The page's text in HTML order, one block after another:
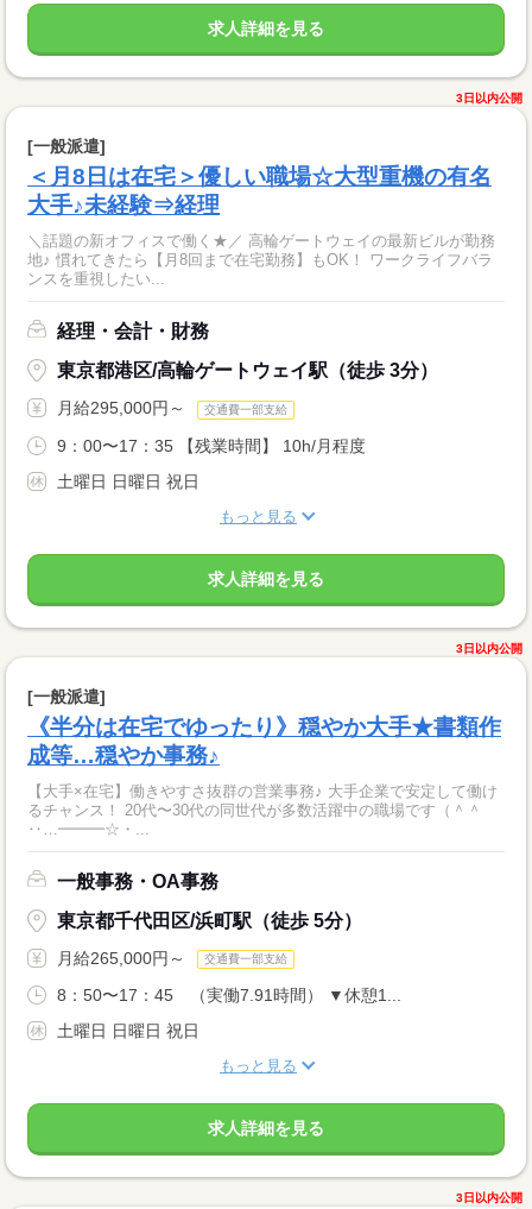
求人詳細を見る
3日以内公開
[一般派遣]
＜月8日は在宅＞優しい職場☆大型重機の有名
大手♪未経験⇒経理
＼話題の新オフィスで働く★／ 高輪ゲートウェイの最新ビルが勤務
地♪ 慣れてきたら【月8回まで在宅勤務】もOK！ ワークライフバラ
ンスを重視したい...
経理・会計・財務
東京都港区/高輪ゲートウェイ駅（徒歩 3分）
月給295,000円～ 交通費一部支給
9：00〜17：35 【残業時間】 10h/月程度
土曜日 日曜日 祝日
もっと見る
求人詳細を見る
3日以内公開
[一般派遣]
《半分は在宅でゆったり》穏やか大手★書類作
成等…穏やか事務♪
【大手×在宅】働きやすさ抜群の営業事務♪ 大手企業で安定して働け
るチャンス！ 20代〜30代の同世代が多数活躍中の職場です（＾＾
‥…━━━☆・...
一般事務・OA事務
東京都千代田区/浜町駅（徒歩 5分）
月給265,000円～ 交通費一部支給
8：50〜17：45 （実働7.91時間） ▼休憩1...
土曜日 日曜日 祝日
もっと見る
求人詳細を見る
3日以内公開